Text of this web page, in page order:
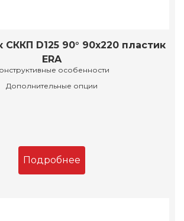
СККП D125 90° 90х220 пластик
ERA
особенности
Дополнительные опции
Подробнее